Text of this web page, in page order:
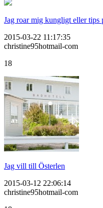
Jag roar mig kungligt eller tips
2015-03-22 11:17:35
christine95hotmail-com
18
Jag vill till Österlen
2015-03-12 22:06:14
christine95hotmail-com